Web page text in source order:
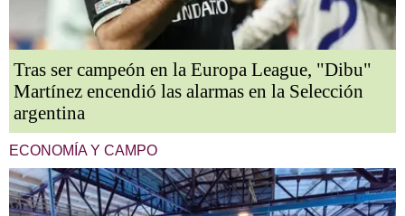
Tras ser campeón en la Europa League, "Dibu"
Martínez encendió las alarmas en la Selección
argentina
ECONOMÍA Y CAMPO